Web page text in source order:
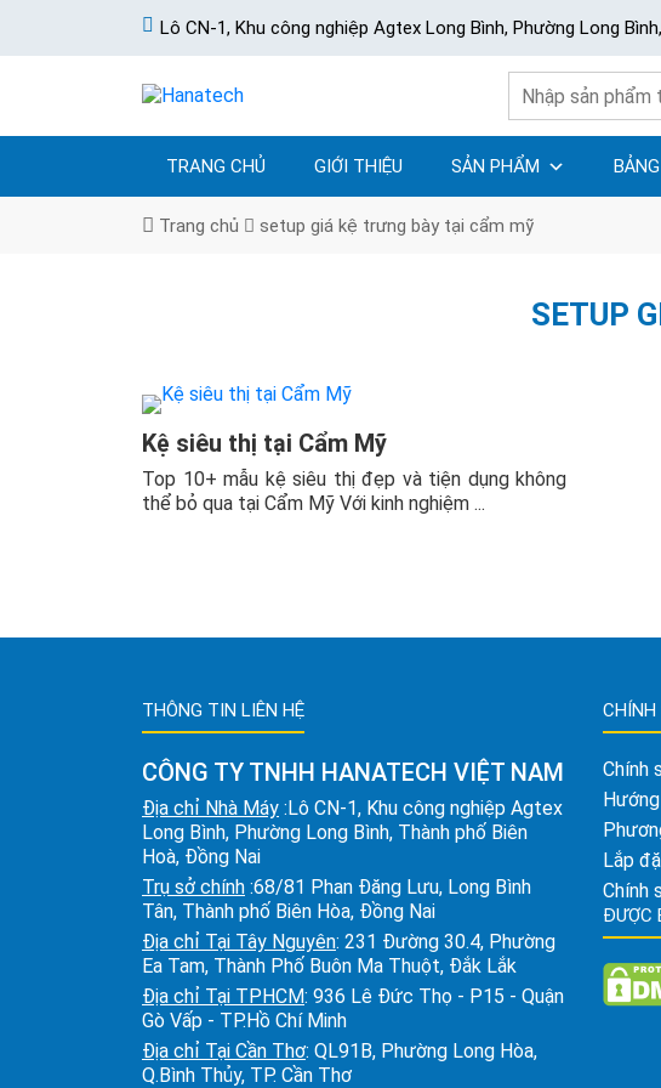
Lô CN-1, Khu công nghiệp Agtex Long Bình, Phường Long
TRANG CHỦ GIỚI THIỆU SẢN PHẨM
Trang chủ setup giá kệ trưng bày tại cẩm mỹ
SETUP
Kệ siêu thị tại Cẩm Mỹ
Top 10+ mẫu kệ siêu thị đẹp và tiện dụng không
thể bỏ qua tại Cẩm Mỹ Với kinh nghiệm ...
THÔNG TIN LIÊN HỆ
CÔNG TY TNHH HANATECH VIỆT NAM
Địa chỉ Nhà Máy :Lô CN-1, Khu công nghiệp Agtex
Long Bình, Phường Long Bình, Thành phố Biên
Hoà, Đồng Nai
Trụ sở chính :68/81 Phan Đăng Lưu, Long Bình
Tân, Thành phố Biên Hòa, Đồng Nai
Địa chỉ Tại Tây Nguyên: 231 Đường 30.4, Phường
Ea Tam, Thành Phố Buôn Ma Thuột, Đắk Lắk
Địa chỉ Tại TPHCM: 936 Lê Đức Thọ - P15 - Quận
Gò Vấp - TP.Hồ Chí Minh
Địa chỉ Tại Cần Thơ: QL91B, Phường Long Hòa,
Q.Bình Thủy, TP. Cần Thơ
CHÍNH
Chính
Lắp
Chính
ĐƯỢC